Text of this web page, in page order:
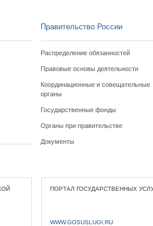
Правительство России
Распределение обязанностей
Правовые основы деятельности
Координационные и совещательные
органы
Государственные фонды
Органы при правительстве
Документы
ПОРТАЛ ГОСУДАРСТВЕННЫХ
WWW.GOSUSLUGI.RU